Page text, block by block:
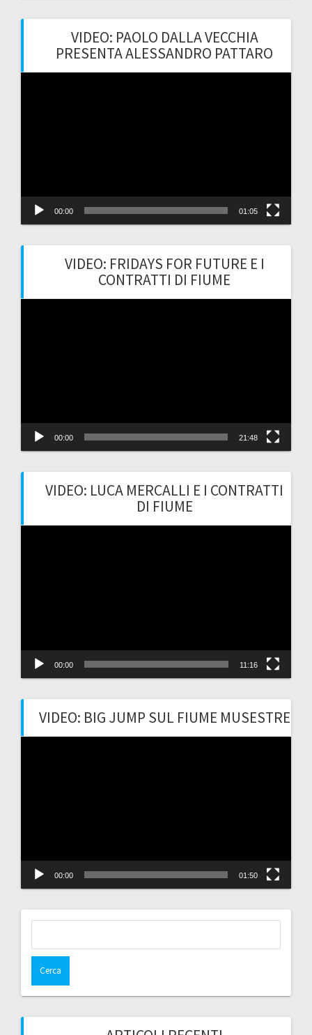
VIDEO: PAOLO DALLA VECCHIA
PRESENTA ALESSANDRO PATTARO
00:00 01:05
VIDEO: FRIDAYS FOR FUTURE E I
CONTRATTI DI FIUME
00:00 21:48
VIDEO: LUCA MERCALLI E I CONTRATTI
DI FIUME
00:00 11:16
VIDEO: BIG JUMP SUL FIUME MUSESTRE
00:00 01:50